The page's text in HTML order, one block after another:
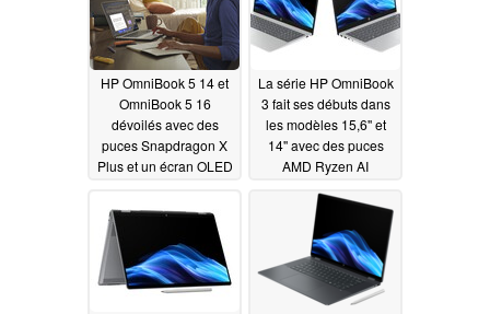
HP OmniBook 5 14 et
OmniBook 5 16
dévoilés avec des
puces Snapdragon X
Plus et un écran OLED
La série HP OmniBook
3 fait ses débuts dans
les modèles 15,6'' et
14'' avec des puces
AMD Ryzen AI